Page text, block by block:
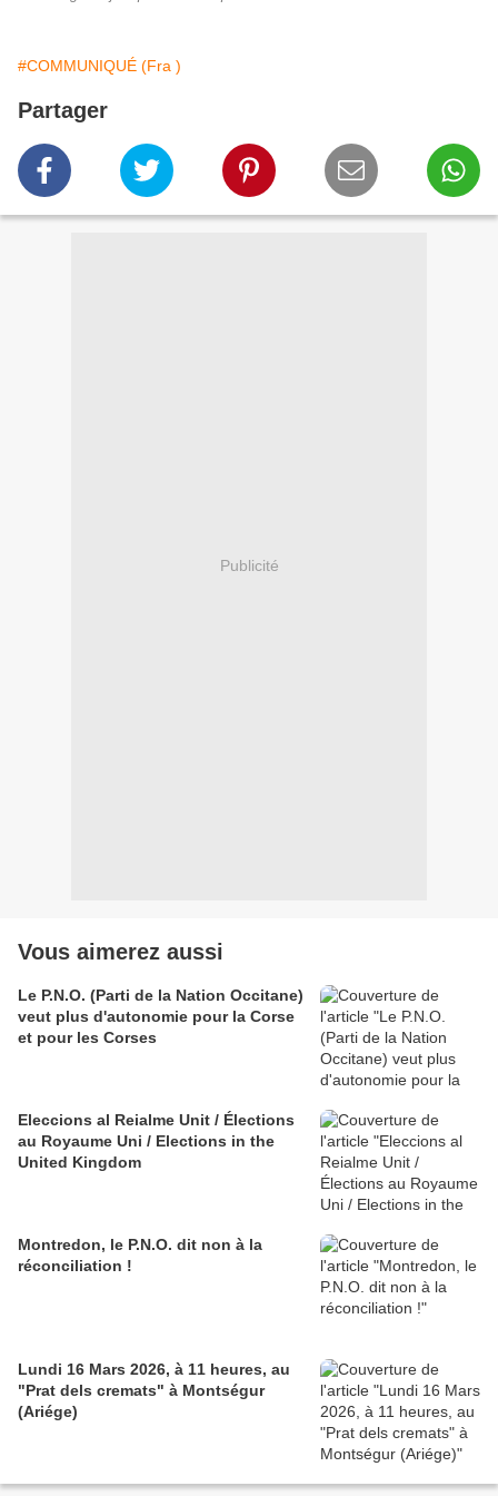
#COMMUNIQUÉ (Fra )
Partager
Publicité
Vous aimerez aussi
Le P.N.O. (Parti de la Nation Occitane)
veut plus d'autonomie pour la Corse
et pour les Corses
Eleccions al Reialme Unit / Élections
au Royaume Uni / Elections in the
United Kingdom
Montredon, le P.N.O. dit non à la
réconciliation !
Lundi 16 Mars 2026, à 11 heures, au
"Prat dels cremats" à Montségur
(Ariége)